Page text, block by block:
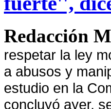
Redacción
respetar la ley
a abusos y
estudio en la
concluyó ayer,